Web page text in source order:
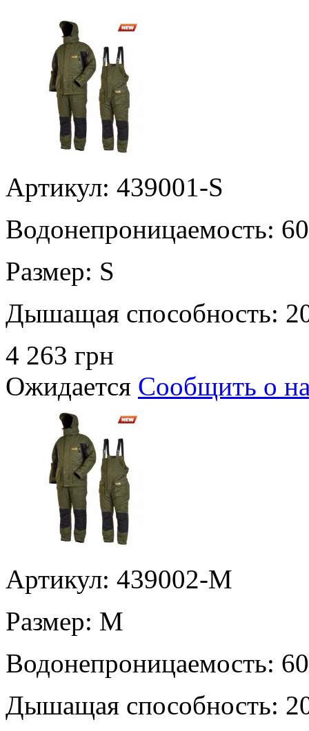
Артикул: 439001-S
Водонепроницаемость:
Размер: S
Дышащая способность:
4 263 грн
Ожидается Сообщить о
Артикул: 439002-M
Размер: M
Водонепроницаемость:
Дышащая способность: